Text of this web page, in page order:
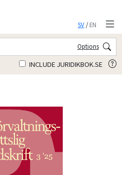
SV/EN
Options
INCLUDE JURIDIKBOK.SE